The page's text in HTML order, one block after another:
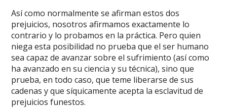
Así como normalmente se afirman estos dos
prejuicios, nosotros afirmamos exactamente lo
contrario y lo probamos en la práctica. Pero quien
niega esta posibilidad no prueba que el ser humano
sea capaz de avanzar sobre el sufrimiento (así como
ha avanzado en su ciencia y su técnica), sino que
prueba, en todo caso, que teme liberarse de sus
cadenas y que síquicamente acepta la esclavitud de
prejuicios funestos.